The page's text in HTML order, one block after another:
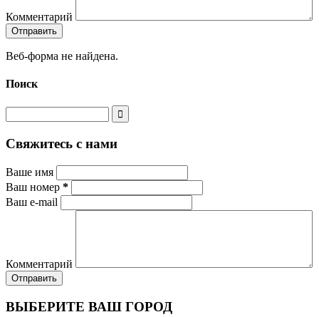
Комментарий
Веб-форма не найдена.
Поиск
Свяжитесь с нами
Ваше имя
Ваш номер *
Ваш e-mail
Комментарий
ВЫБЕРИТЕ ВАШ ГОРОД